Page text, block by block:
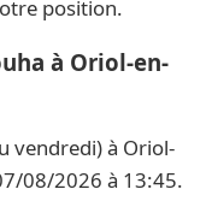
position.
à Oriol-en-
vendredi) à Oriol-
08/2026 à 13:45.